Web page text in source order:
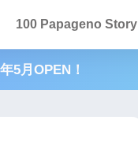
100 Papageno Story
5月OPEN！